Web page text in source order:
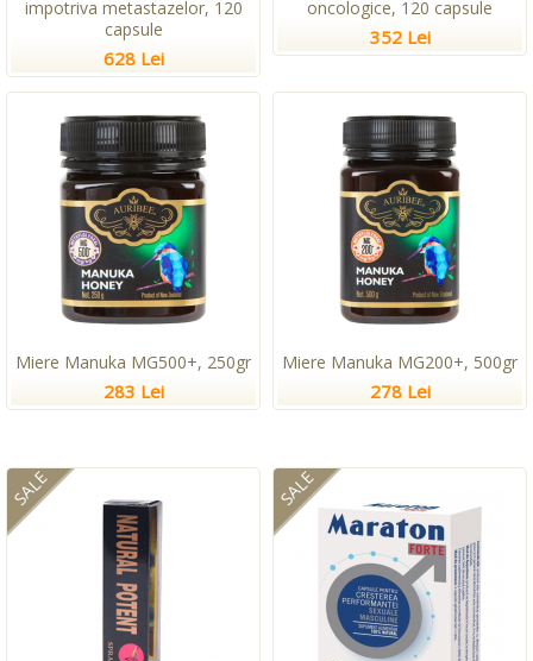
impotriva metastazelor, 120
capsule
628 Lei
oncologice, 120 capsule
352 Lei
Miere Manuka MG500+, 250gr
283 Lei
Miere Manuka MG200+, 500gr
278 Lei
SALE SALE